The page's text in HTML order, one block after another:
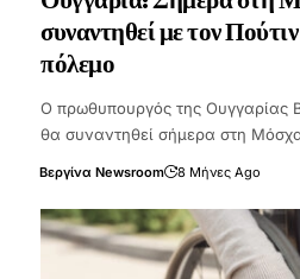
συναντηθεί με τον Πούτιν
πόλεμο
Ο πρωθυπουργός της Ουγγαρίας
θα συναντηθεί σήμερα στη
Βεργίνα Newsroom 8 Μήνες Ago